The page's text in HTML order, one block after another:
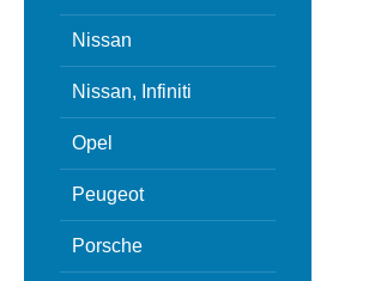
Nissan
Nissan, Infiniti
Opel
Peugeot
Porsche